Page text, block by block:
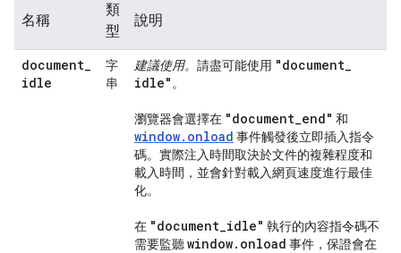
名稱
類
型
說明
document_
idle
字
串
建議使用。 請盡可能使用 "document_
idle"。
瀏覽器會選擇在 "document_end" 和
window.onload 事件觸發後立即插入指令
碼。實際注入時間取決於文件的複雜程度和
載入時間，並會針對載入網頁速度進行最佳
化。
在 "document_idle" 執行的內容指令碼不
需要監聽window. onload 事件，保證會在